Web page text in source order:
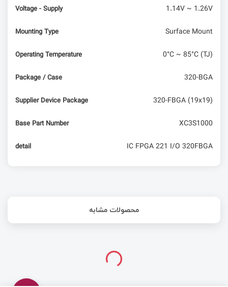
Voltage - Supply 1.14V ~ 1.26V
Mounting Type Surface Mount
Operating Temperature 0°C ~ 85°C (TJ)
Package / Case 320-BGA
Supplier Device Package 320-FBGA (19x19)
Base Part Number XC3S1000
detail IC FPGA 221 I/O 320FBGA
محصولات مشابه